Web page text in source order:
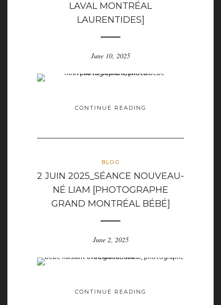
LAVAL MONTRÉAL
LAURENTIDES]
June 10, 2025
CONTINUE READING
BLOG
2 JUIN 2025_SÉANCE NOUVEAU-
NÉ LIAM [PHOTOGRAPHE
GRAND MONTRÉAL BÉBÉ]
June 2, 2025
CONTINUE READING